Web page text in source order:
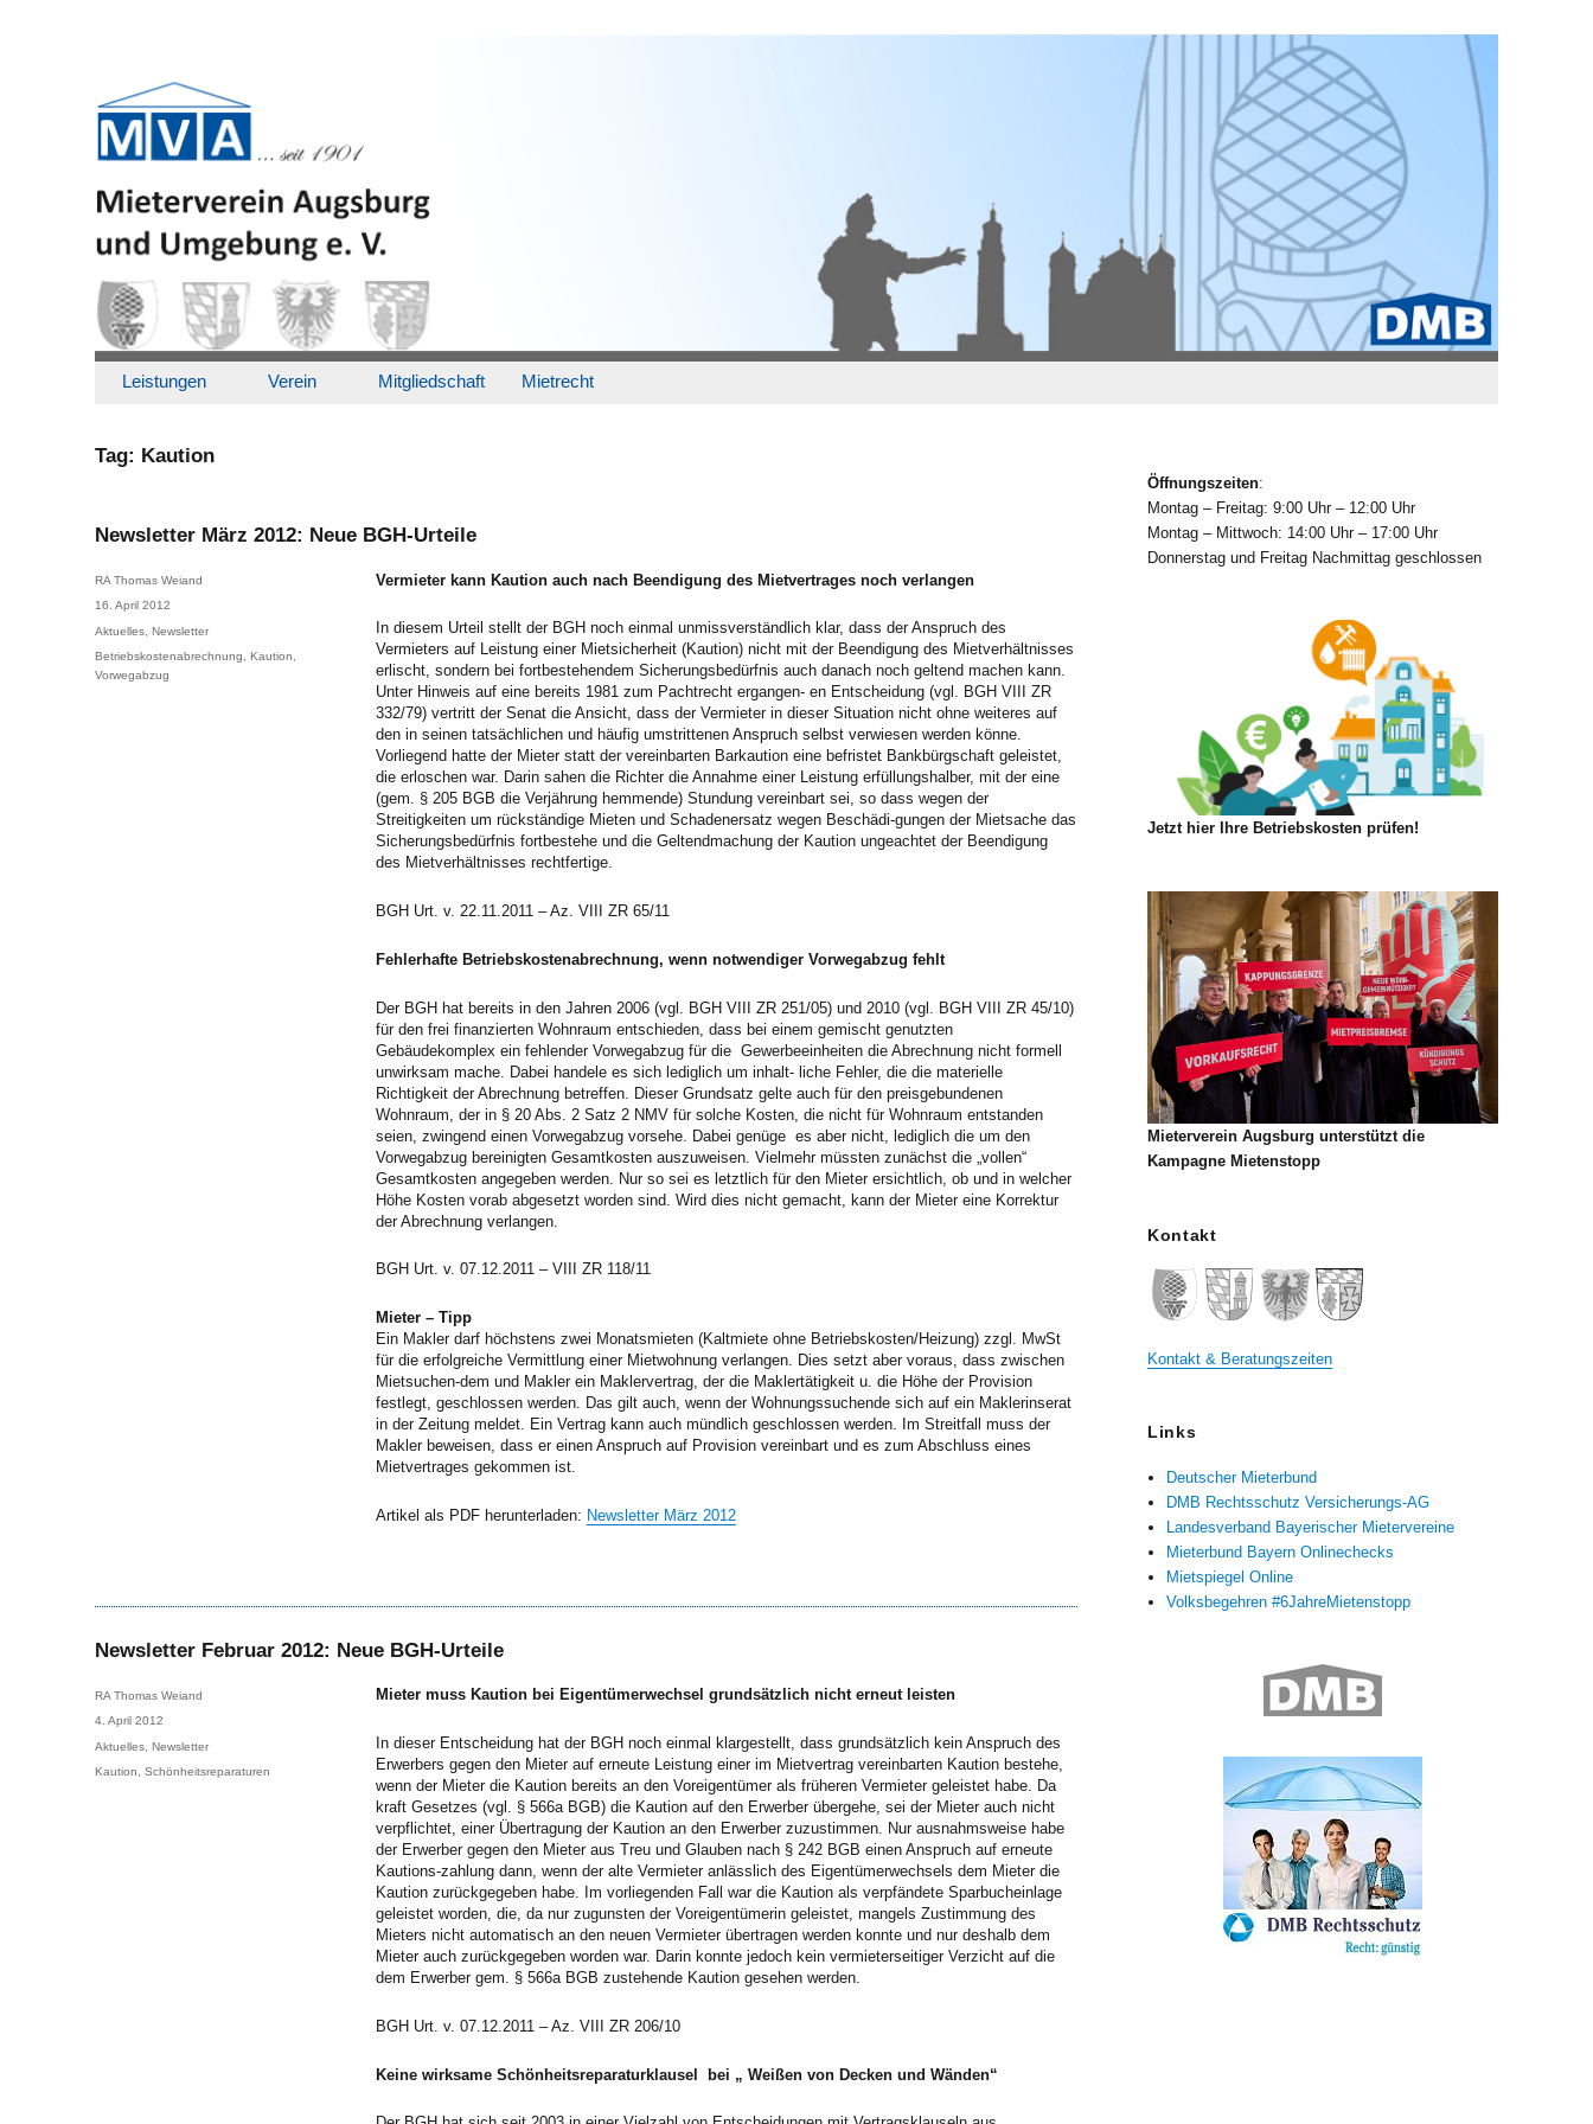
Leistungen Verein Mitgliedschaft Mietrecht
Tag: Kaution
Newsletter März 2012: Neue BGH-Urteile
Vermieter kann Kaution auch nach Beendigung des Mietvertrages noch verlangen
In diesem Urteil stellt der BGH noch einmal unmissverständlich klar, dass der Anspruch des
Vermieters auf Leistung einer Mietsicherheit (Kaution) nicht mit der Beendigung des Mietverhältnisses
erlischt, sondern bei fortbestehendem Sicherungsbedürfnis auch danach noch geltend machen kann.
Unter Hinweis auf eine bereits 1981 zum Pachtrecht ergangen- en Entscheidung (vgl. BGH VIII ZR
332/79) vertritt der Senat die Ansicht, dass der Vermieter in dieser Situation nicht ohne weiteres auf
den in seinen tatsächlichen und häufig umstrittenen Anspruch selbst verwiesen werden könne.
Vorliegend hatte der Mieter statt der vereinbarten Barkaution eine befristet Bankbürgschaft geleistet,
die erloschen war. Darin sahen die Richter die Annahme einer Leistung erfüllungshalber, mit der eine
(gem. § 205 BGB die Verjährung hemmende) Stundung vereinbart sei, so dass wegen der
Streitigkeiten um rückständige Mieten und Schadenersatz wegen Beschädi-gungen der Mietsache das
Sicherungsbedürfnis fortbestehe und die Geltendmachung der Kaution ungeachtet der Beendigung
des Mietverhältnisses rechtfertige.
BGH Urt. v. 22.11.2011 – Az. VIII ZR 65/11
Fehlerhafte Betriebskostenabrechnung, wenn notwendiger Vorwegabzug fehlt
Der BGH hat bereits in den Jahren 2006 (vgl. BGH VIII ZR 251/05) und 2010 (vgl. BGH VIII ZR 45/10)
für den frei finanzierten Wohnraum entschieden, dass bei einem gemischt genutzten
Gebäudekomplex ein fehlender Vorwegabzug für die Gewerbeeinheiten die Abrechnung nicht formell
unwirksam mache. Dabei handele es sich lediglich um inhalt- liche Fehler, die die materielle
Richtigkeit der Abrechnung betreffen. Dieser Grundsatz gelte auch für den preisgebundenen
Wohnraum, der in § 20 Abs. 2 Satz 2 NMV für solche Kosten, die nicht für Wohnraum entstanden
seien, zwingend einen Vorwegabzug vorsehe. Dabei genüge es aber nicht, lediglich die um den
Vorwegabzug bereinigten Gesamtkosten auszuweisen. Vielmehr müssten zunächst die „vollen“
Gesamtkosten angegeben werden. Nur so sei es letztlich für den Mieter ersichtlich, ob und in welcher
Höhe Kosten vorab abgesetzt worden sind. Wird dies nicht gemacht, kann der Mieter eine Korrektur
der Abrechnung verlangen.
BGH Urt. v. 07.12.2011 – VIII ZR 118/11
Mieter – Tipp
Ein Makler darf höchstens zwei Monatsmieten (Kaltmiete ohne Betriebskosten/Heizung) zzgl. MwSt
für die erfolgreiche Vermittlung einer Mietwohnung verlangen. Dies setzt aber voraus, dass zwischen
Mietsuchen-dem und Makler ein Maklervertrag, der die Maklertätigkeit u. die Höhe der Provision
festlegt, geschlossen werden. Das gilt auch, wenn der Wohnungssuchende sich auf ein Maklerinserat
in der Zeitung meldet. Ein Vertrag kann auch mündlich geschlossen werden. Im Streitfall muss der
Makler beweisen, dass er einen Anspruch auf Provision vereinbart und es zum Abschluss eines
Mietvertrages gekommen ist.
Artikel als PDF herunterladen: Newsletter März 2012
Author
RA Thomas Weiand
Posted
16. April 2012
Categories
Aktuelles ,Newsletter
Tags
Betriebskostenabrechnung ,Kaution
Vorwegabzug
Newsletter Februar 2012: Neue BGH-Urteile
Mieter muss Kaution bei Eigentümerwechsel grundsätzlich nicht erneut leisten
In dieser Entscheidung hat der BGH noch einmal klargestellt, dass grundsätzlich kein Anspruch des
Erwerbers gegen den Mieter auf erneute Leistung einer im Mietvertrag vereinbarten Kaution bestehe,
wenn der Mieter die Kaution bereits an den Voreigentümer als früheren Vermieter geleistet habe. Da
kraft Gesetzes (vgl. § 566a BGB) die Kaution auf den Erwerber übergehe, sei der Mieter auch nicht
verpflichtet, einer Übertragung der Kaution an den Erwerber zuzustimmen. Nur ausnahmsweise habe
der Erwerber gegen den Mieter aus Treu und Glauben nach § 242 BGB einen Anspruch auf erneute
Kautions-zahlung dann, wenn der alte Vermieter anlässlich des Eigentümerwechsels dem Mieter die
Kaution zurückgegeben habe. Im vorliegenden Fall war die Kaution als verpfändete Sparbucheinlage
geleistet worden, die, da nur zugunsten der Voreigentümerin geleistet, mangels Zustimmung des
Mieters nicht automatisch an den neuen Vermieter übertragen werden konnte und nur deshalb dem
Mieter auch zurückgegeben worden war. Darin konnte jedoch kein vermieterseitiger Verzicht auf die
dem Erwerber gem. § 566a BGB zustehende Kaution gesehen werden.
BGH Urt. v. 07.12.2011 – Az. VIII ZR 206/10
Keine wirksame Schönheitsreparaturklausel bei „ Weißen von Decken und Wänden“
Author
RA Thomas Weiand
Posted
4. April 2012
Categories
Aktuelles ,Newsletter
Tags
Kaution ,Schönheitsreparaturen
Öffnungszeiten:
Montag – Freitag: 9:00 Uhr – 12:00 Uhr
Montag – Mittwoch: 14:00 Uhr – 17:00 Uhr
Donnerstag und Freitag Nachmittag geschlossen
Jetzt hier Ihre Betriebskosten prüfen!
Mieterverein Augsburg unterstützt die
Kampagne Mietenstopp
Kontakt
Kontakt & Beratungszeiten
Links
Deutscher Mieterbund
DMB Rechtsschutz Versicherungs-AG
Landesverband Bayerischer Mietervereine
Mieterbund Bayern Onlinechecks
Mietspiegel Online
Volksbegehren #6JahreMietenstopp